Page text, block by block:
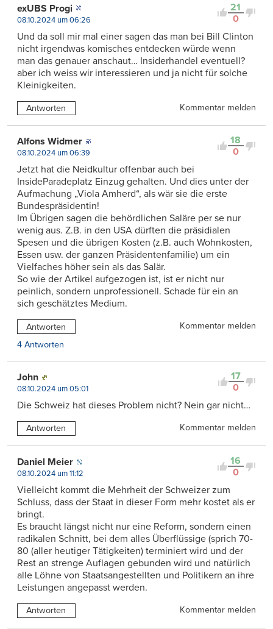
21
0
exUBS Progi
08.10.2024 um 06:26
Und da soll mir mal einer sagen das man bei Bill Clinton
nicht irgendwas komisches entdecken würde wenn
man das genauer anschaut… Insiderhandel eventuell?
aber ich weiss wir interessieren und ja nicht für solche
Kleinigkeiten.
Antworten Kommentar melden
18
0
Alfons Widmer
08.10.2024 um 06:39
Jetzt hat die Neidkultur offenbar auch bei
InsideParadeplatz Einzug gehalten. Und dies unter der
Aufmachung „Viola Amherd“, als wär sie die erste
Bundespräsidentin!
Im Übrigen sagen die behördlichen Saläre per se nur
wenig aus. Z.B. in den USA dürften die präsidialen
Spesen und die übrigen Kosten (z.B. auch Wohnkosten,
Essen usw. der ganzen Präsidentenfamilie) um ein
Vielfaches höher sein als das Salär.
So wie der Artikel aufgezogen ist, ist er nicht nur
peinlich, sondern unprofessionell. Schade für ein an
sich geschätztes Medium.
Antworten
Kommentar melden
4 Antworten
17
0
John
08.10.2024 um 05:01
Die Schweiz hat dieses Problem nicht? Nein gar nicht…
Antworten Kommentar melden
16
0
Daniel Meier
08.10.2024 um 11:12
Vielleicht kommt die Mehrheit der Schweizer zum
Schluss, dass der Staat in dieser Form mehr kostet als er
bringt.
Es braucht längst nicht nur eine Reform, sondern einen
radikalen Schnitt, bei dem alles Überflüssige (sprich 70-
80 (aller heutiger Tätigkeiten) terminiert wird und der
Rest an strenge Auflagen gebunden wird und natürlich
alle Löhne von Staatsangestellten und Politikern an ihre
Leistungen angepasst werden.
Antworten Kommentar melden